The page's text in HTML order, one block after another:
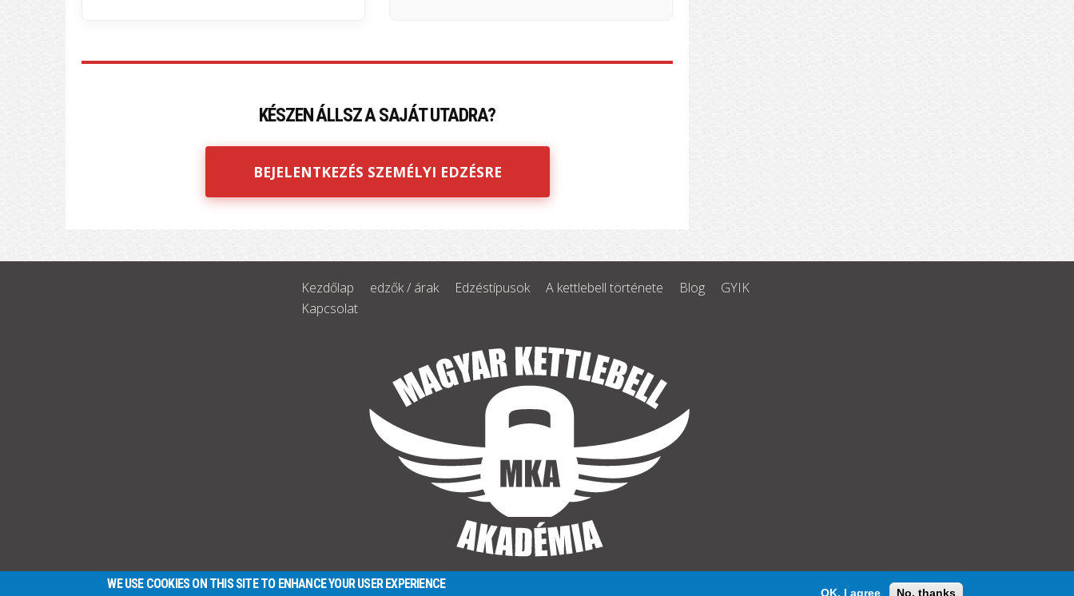
KÉSZEN ÁLLSZ A SAJÁT UTADRA?
BEJELENTKEZÉS SZEMÉLYI EDZÉSRE
Kezdőlap edzők / árak Edzéstípusok A kettlebell története Blog
GYIK
Kapcsolat
WE USE COOKIES ON THIS SITE TO ENHANCE YOUR USER EXPERIENCE
OK, I agree No, thanks